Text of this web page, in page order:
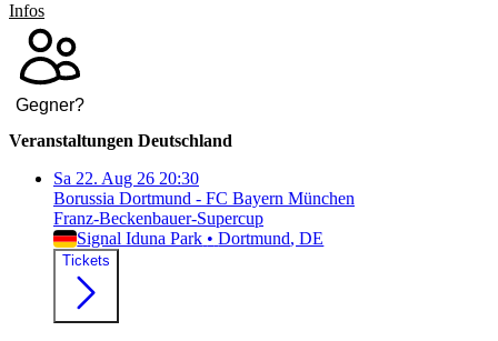
Infos
Gegner?
Veranstaltungen Deutschland
Sa 22. Aug 26 20:30
Borussia Dortmund - FC Bayern München
Franz-Beckenbauer-Supercup
Signal Iduna Park • Dortmund, DE
Tickets